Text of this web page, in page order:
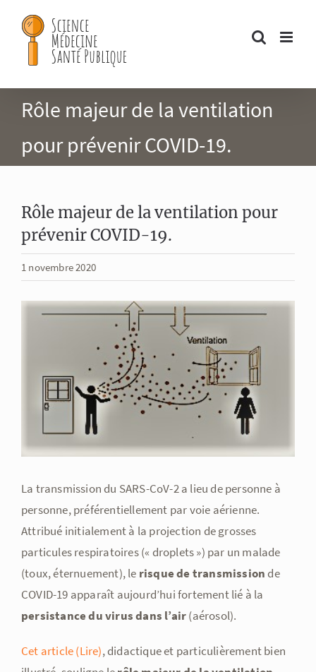
Rôle majeur de la ventilation
pour prévenir COVID-19.
Rôle majeur de la ventilation pour
prévenir COVID-19.
1 novembre 2020
La transmission du SARS-CoV-2 a lieu de personne à
personne, préférentiellement par voie aérienne.
Attribué initialement à la projection de grosses
particules respiratoires (« droplets ») par un malade
(toux, éternuement), le risque de transmissionde
COVID-19 apparaît aujourd’hui fortement lié à la
persistance du virus dans l’air(aérosol).
Cet article (Lire), didactique et particulièrement bien